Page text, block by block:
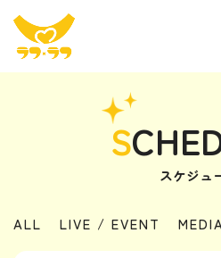
S
スケジュ
ALL LIVE / EVENT MEDIA